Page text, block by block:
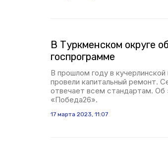
В Туркменском округе
госпрограмме
В прошлом году в
провели капитальный ремонт.
отвечает всем стандартам.
«Победа26».
17 марта 2023, 11:07